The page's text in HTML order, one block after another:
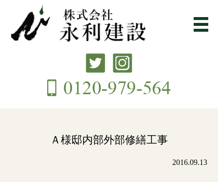
Ａ様邸内部外部修繕工事
2016.09.13